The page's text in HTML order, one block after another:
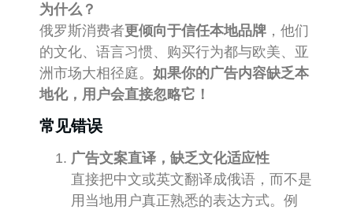
为什么？
俄罗斯消费者更倾向于信任本地品牌 ，他们
的文化、语言习惯、购买行为都与欧美、亚
洲市场大相径庭。 如果你的广告内容缺乏本
地化，用户会直接忽略它！
常见错误
广告文案直译，缺乏文化适应性
直接把中文或英文翻译成俄语，而不是
用当地用户真正熟悉的表达方式。例